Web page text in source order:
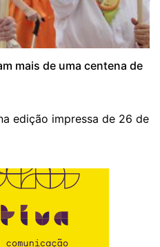
mais de uma centena de
edição impressa de 26 de